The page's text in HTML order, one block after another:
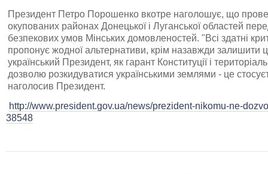
Президент Петро Порошенко вкотре наголошує, що
окупованих районах Донецької і Луганської областей
безпекових умов Мінських домовленостей. "Всі здатні
пропонує жодної альтернативи, крім назавжди залишити ці
український Президент, як гарант Конституції і
дозволю розкидуватися українськими землями - це
наголосив Президент.
http://www.president.gov.ua/news/prezident-nikomu-ne-
38548